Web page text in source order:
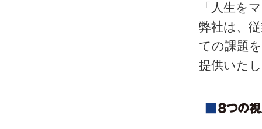
「人生を
弊社は、
ての課題
提供いた